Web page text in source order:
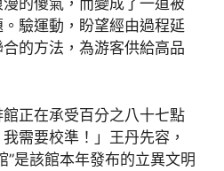
的傻氣，而變成了一道被
驗運動，盼望經由過程延
的方法，為游客供給高品
館正在承受百分之八十七點
需要校準！」王丹先容，
”是該館本年發布的立異文明